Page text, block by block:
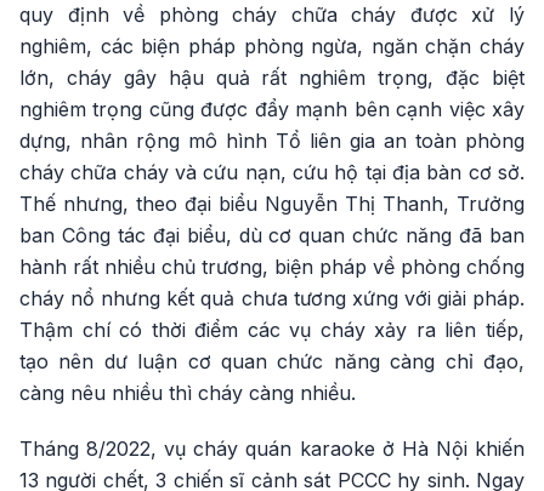
quy định về phòng cháy chữa cháy được xử lý
nghiêm, các biện pháp phòng ngừa, ngăn chặn cháy
lớn, cháy gây hậu quả rất nghiêm trọng, đặc biệt
nghiêm trọng cũng được đẩy mạnh bên cạnh việc xây
dựng, nhân rộng mô hình Tổ liên gia an toàn phòng
cháy chữa cháy và cứu nạn, cứu hộ tại địa bàn cơ sở.
Thế nhưng, theo đại biểu Nguyễn Thị Thanh, Trưởng
ban Công tác đại biểu, dù cơ quan chức năng đã ban
hành rất nhiều chủ trương, biện pháp về phòng chống
cháy nổ nhưng kết quả chưa tương xứng với giải pháp.
Thậm chí có thời điểm các vụ cháy xảy ra liên tiếp,
tạo nên dư luận cơ quan chức năng càng chỉ đạo,
càng nêu nhiều thì cháy càng nhiều.
Tháng 8/2022, vụ cháy quán karaoke ở Hà Nội khiến
13 người chết, 3 chiến sĩ cảnh sát PCCC hy sinh. Ngay